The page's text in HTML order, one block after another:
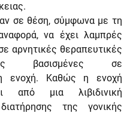
σε θέση, σύμφωνα με τη
να έχει λαμπρές
αρνητικές θεραπευτικές
βασισμένες σε
ενοχή. Καθώς η ενοχή
από μια λιβιδινική
της γονικής